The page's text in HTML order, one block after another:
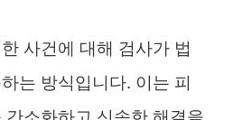
사건에 대해 검사가 법
는 방식입니다. 이는 피